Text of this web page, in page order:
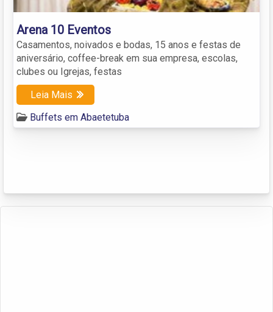
Arena 10 Eventos
Casamentos, noivados e bodas, 15 anos e festas de
aniversário, coffee-break em sua empresa, escolas,
clubes ou Igrejas, festas
Leia Mais
Buffets em Abaetetuba